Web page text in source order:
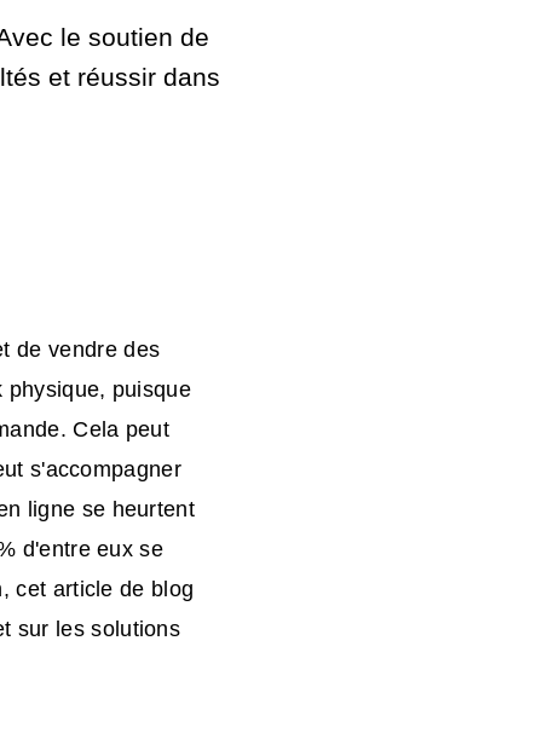
le soutien de
et réussir dans
de vendre des
physique, puisque
Cela peut
s'accompagner
ligne se heurtent
d'entre eux se
cet article de blog
sur les solutions